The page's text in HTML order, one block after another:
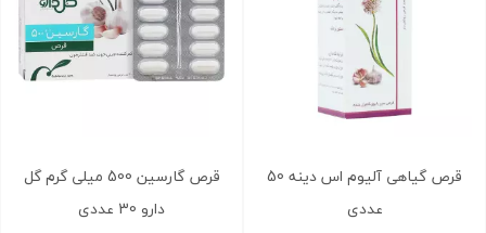
قرص گیاهی آلیوم اس دینه 50
عددی
قرص گارسین 500 میلی گرم گل
دارو 30 عددی